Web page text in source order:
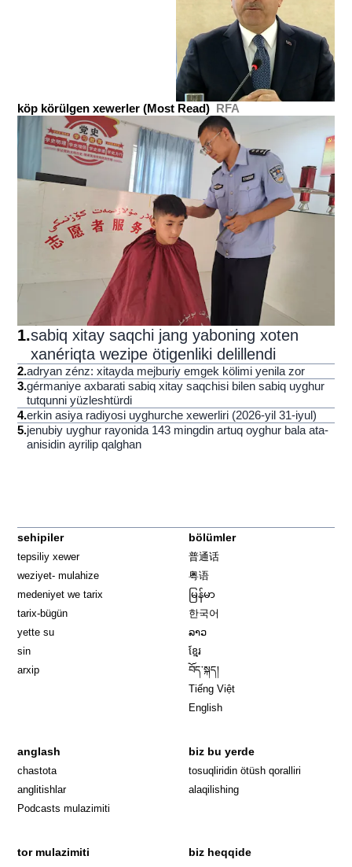
köp körülgen xewerler (Most Read) RFA
1.sabiq xitay saqchi jang yaboning xoten
xanériqta wezipe ötigenliki delillendi
2.adryan zénz: xitayda mejburiy emgek kölimi yenila zor
3.gérmaniye axbarati sabiq xitay saqchisi bilen sabiq uyghur
tutqunni yüzleshtürdi
4.erkin asiya radiyosi uyghurche xewerliri (2026-yil 31-iyul)
5.jenubiy uyghur rayonida 143 mingdin artuq oyghur bala ata-
anisidin ayrilip qalghan
sehipiler
tepsiliy xewer
weziyet- mulahize
medeniyet we tarix
tarix-bügün
yette su
sin
arxip
bölümler
普通话
粤语
မြန်မာ
한국어
ລາວ
ខ្មែរ
བོད་སྐད།
Tiếng Việt
English
anglash
chastota
anglitishlar
Podcasts mulazimiti
biz bu yerde
tosuqliridin ötüsh qoralliri
alaqilishing
tor mulazimiti biz heqqide